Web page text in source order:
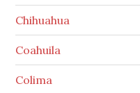
Chihuahua
Coahuila
Colima